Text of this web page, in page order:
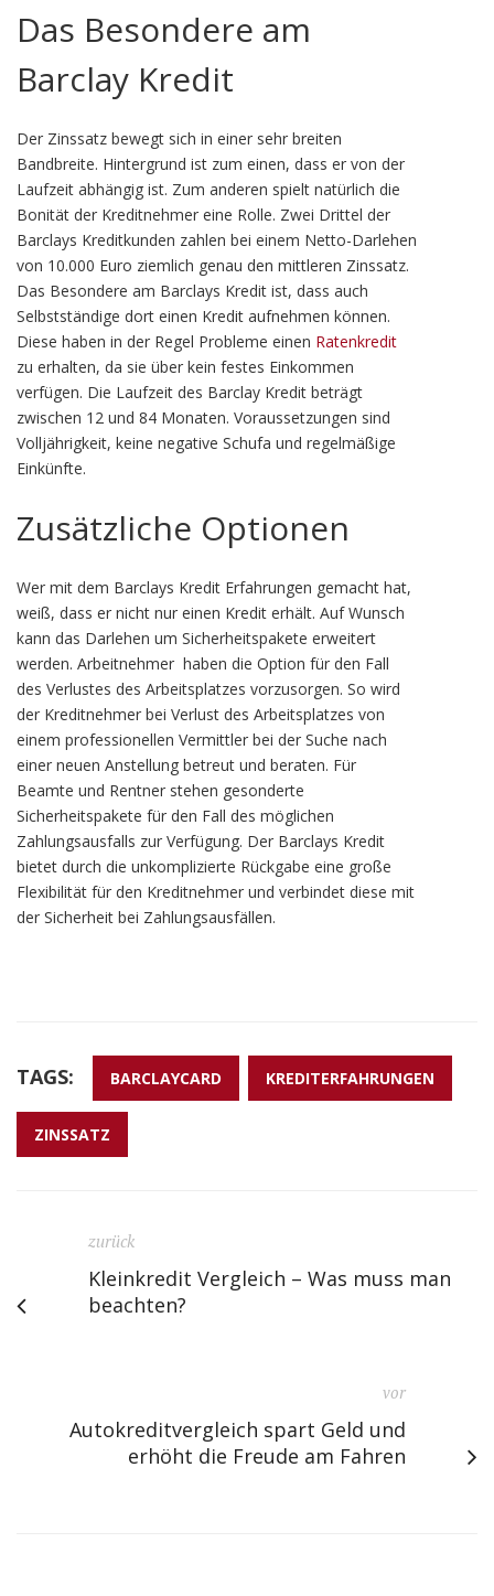
Das Besondere am
Barclay Kredit
Der Zinssatz bewegt sich in einer sehr breiten
Bandbreite. Hintergrund ist zum einen, dass er von der
Laufzeit abhängig ist. Zum anderen spielt natürlich die
Bonität der Kreditnehmer eine Rolle. Zwei Drittel der
Barclays Kreditkunden zahlen bei einem Netto-Darlehen
von 10.000 Euro ziemlich genau den mittleren Zinssatz.
Das Besondere am Barclays Kredit ist, dass auch
Selbstständige dort einen Kredit aufnehmen können.
Diese haben in der Regel Probleme einen Ratenkredit
zu erhalten, da sie über kein festes Einkommen
verfügen. Die Laufzeit des Barclay Kredit beträgt
zwischen 12 und 84 Monaten. Voraussetzungen sind
Volljährigkeit, keine negative Schufa und regelmäßige
Einkünfte.
Zusätzliche Optionen
Wer mit dem Barclays Kredit Erfahrungen gemacht hat,
weiß, dass er nicht nur einen Kredit erhält. Auf Wunsch
kann das Darlehen um Sicherheitspakete erweitert
werden. Arbeitnehmer haben die Option für den Fall
des Verlustes des Arbeitsplatzes vorzusorgen. So wird
der Kreditnehmer bei Verlust des Arbeitsplatzes von
einem professionellen Vermittler bei der Suche nach
einer neuen Anstellung betreut und beraten. Für
Beamte und Rentner stehen gesonderte
Sicherheitspakete für den Fall des möglichen
Zahlungsausfalls zur Verfügung. Der Barclays Kredit
bietet durch die unkomplizierte Rückgabe eine große
Flexibilität für den Kreditnehmer und verbindet diese mit
der Sicherheit bei Zahlungsausfällen.
TAGS: BARCLAYCARD KREDITERFAHRUNGEN
ZINSSATZ
zurück
Kleinkredit Vergleich – Was muss man
beachten?
vor
Autokreditvergleich spart Geld und
erhöht die Freude am Fahren